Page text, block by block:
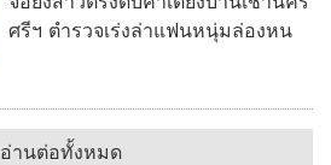
ศรีฯ ตำรวจเร่งล่าแฟนหนุ่มล่องหน
อ่านต่อทั้งหมด